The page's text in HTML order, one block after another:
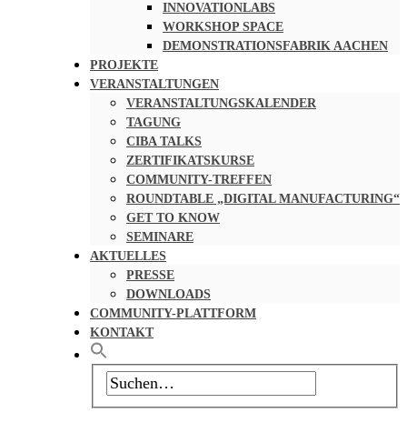
INNOVATIONLABS
WORKSHOP SPACE
DEMONSTRATIONSFABRIK AACHEN
PROJEKTE
VERANSTALTUNGEN
VERANSTALTUNGSKALENDER
TAGUNG
CIBA TALKS
ZERTIFIKATSKURSE
COMMUNITY-TREFFEN
ROUNDTABLE „DIGITAL MANUFACTURING“
GET TO KNOW
SEMINARE
AKTUELLES
PRESSE
DOWNLOADS
COMMUNITY-PLATTFORM
KONTAKT